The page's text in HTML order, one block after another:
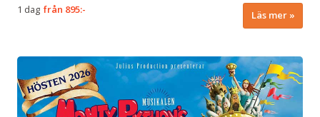
1 dag från 895:- Läs mer